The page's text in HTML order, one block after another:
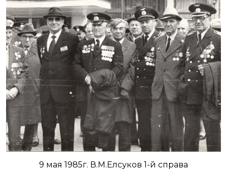
9 мая 1985г. В.М.Елсуков 1-й справа